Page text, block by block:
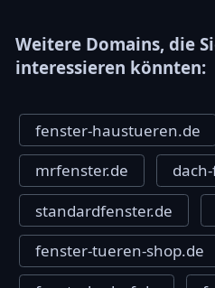
Weitere Domains, die
interessieren könnten:
fenster-haustueren.de
mrfenster.de
standardfenster.de
fenster-tueren-shop.de